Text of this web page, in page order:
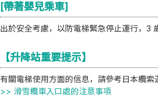
[帶著嬰兒乘車]
出於安全考慮，以防電梯緊急停止運行，3
【升降站重要提示】
有關電梯使用方面的信息，請參考日本纜索
>> 滑雪纜車入口處的注意事項